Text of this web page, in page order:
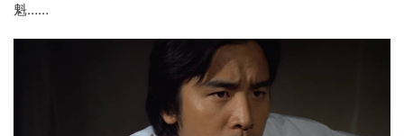
魁……